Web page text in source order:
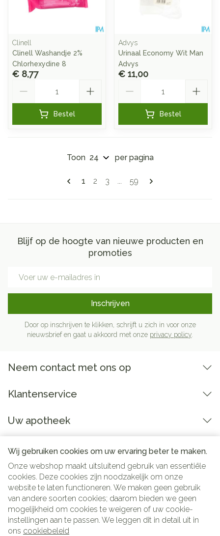
Wij gebruiken cookies om uw ervaring beter te maken.
Onze webshop maakt uitsluitend gebruik van essentiële
cookies. Deze cookies zijn noodzakelijk om onze
website te laten functioneren. We maken geen gebruik
van andere soorten cookies; daarom bieden we geen
mogelijkheid om cookies te weigeren of uw cookie-
instellingen aan te passen. We leggen dit in detail uit in
ons cookiebeleid
Clinell
Clinell Washandje 2%
Chlorhexydine 8
€ 8,77
Bestel
Advys
Urinaal Economy Wit Man
Advys
€ 11,00
Bestel
Pagina's
U lees momenteel pagina
1 Pagina
2 Pagina
3 ... Pagina
59
Toon per pagina
Blijf op de hoogte van nieuwe producten en
promoties
Inschrijven
Door op inschrijven te klikken, schrijft u zich in voor onze
nieuwsbrief en gaat u akkoord met onze privacy policy
Neem contact met ons op
Klantenservice
Uw apotheek
Juridische links